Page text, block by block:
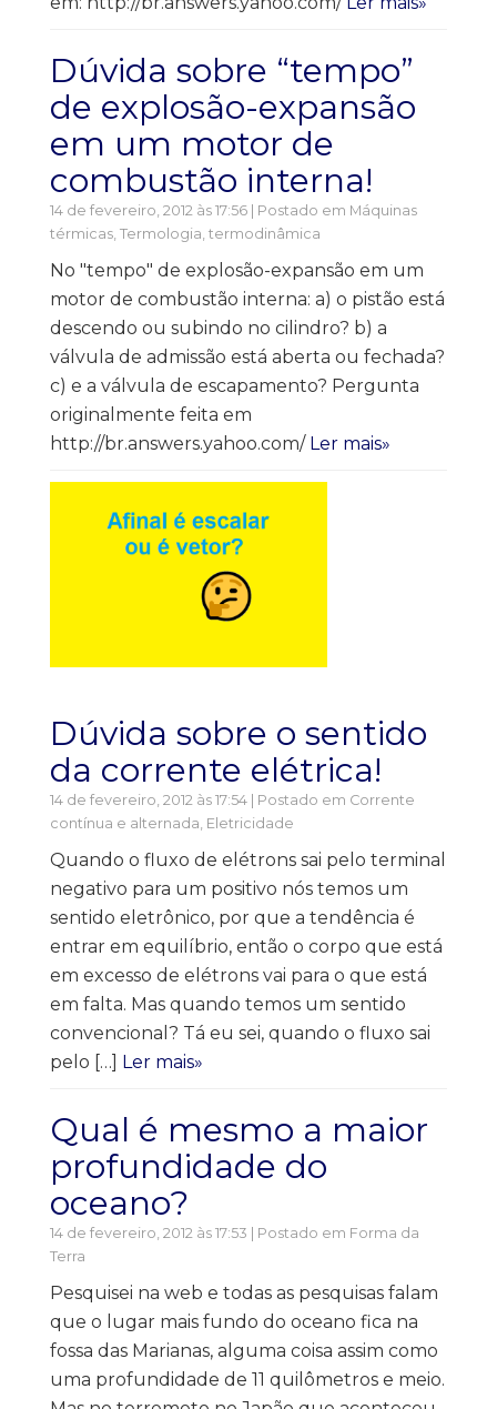
Dúvida sobre “tempo”
de explosão-expansão
em um motor de
combustão interna!
14 de fevereiro, 2012 às 17:56 | Postado em Máquinas
térmicas Termologia, termodinâmica
No "tempo" de explosão-expansão em um
motor de combustão interna: a) o pistão está
descendo ou subindo no cilindro? b) a
válvula de admissão está aberta ou fechada?
c) e a válvula de escapamento? Pergunta
originalmente feita em
http://br.answers.yahoo.com/ Ler mais»
Dúvida sobre o sentido
da corrente elétrica!
14 de fevereiro, 2012 às 17:54 | Postado em Corrente
contínua e alternada Eletricidade
Quando o fluxo de elétrons sai pelo terminal
negativo para um positivo nós temos um
sentido eletrônico, por que a tendência é
entrar em equilíbrio, então o corpo que está
em excesso de elétrons vai para o que está
em falta. Mas quando temos um sentido
convencional? Tá eu sei, quando o fluxo sai
pelo […] Ler mais»
Qual é mesmo a maior
profundidade do
oceano?
14 de fevereiro, 2012 às 17:53 | Postado em Forma da
Terra
Pesquisei na web e todas as pesquisas falam
que o lugar mais fundo do oceano fica na
fossa das Marianas, alguma coisa assim como
uma profundidade de 11 quilômetros e meio.